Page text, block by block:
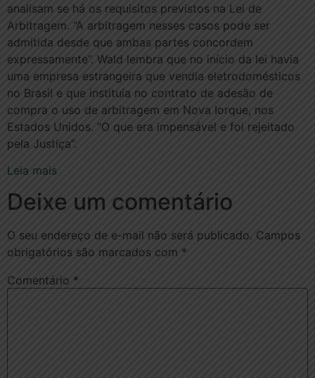
analisam se há os requisitos previstos na Lei de
Arbitragem. “A arbitragem nesses casos pode ser
admitida desde que ambas partes concordem
expressamente”. Wald lembra que no início da lei havia
uma empresa estrangeira que vendia eletrodomésticos
no Brasil e que instituia no contrato de adesão de
compra o uso de arbitragem em Nova Iorque, nos
Estados Unidos. “O que era impensável e foi rejeitado
pela Justiça”.
Leia mais
Deixe um comentário
O seu endereço de e-mail não será publicado. Campos
obrigatórios são marcados com *
Comentário *